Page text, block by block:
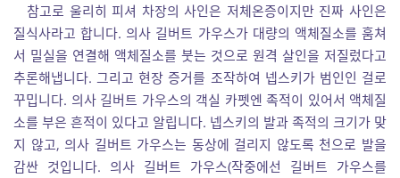
참고로 울리히 피셔 차장의 사인은 저체온증이지만 진짜 사인은
질식사라고 합니다. 의사 길버트 가우스가 대량의 액체질소를 훔쳐
서 밀실을 연결해 액체질소를 붓는 것으로 원격 살인을 저질렀다고
추론해냅니다. 그리고 현장 증거를 조작하여 넵스키가 범인인 걸로
꾸밉니다. 의사 길버트 가우스의 객실 카펫엔 족적이 있어서 액체질
소를 부은 흔적이 있다고 알립니다. 넵스키의 발과 족적의 크기가 맞
지 않고, 의사 길버트 가우스는 동상에 걸리지 않도록 천으로 발을
감싼 것입니다. 의사 길버트 가우스(작중에선 길버트 가우스를